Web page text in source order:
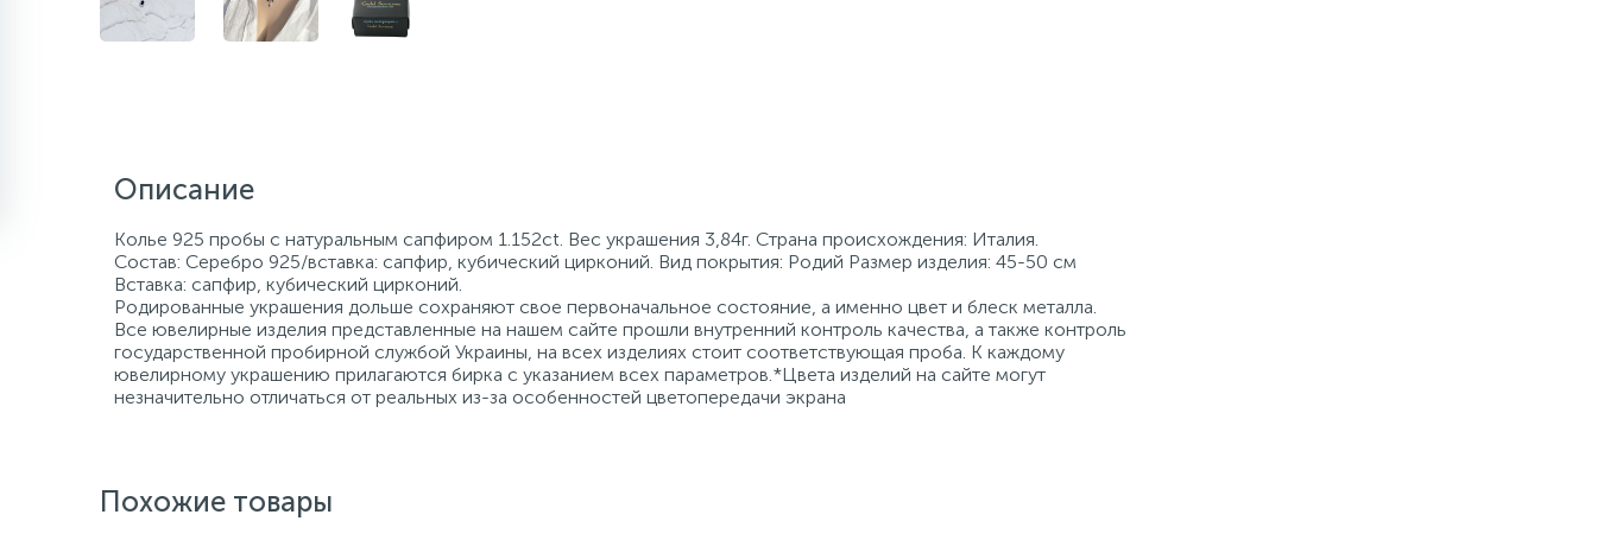
Описание
Колье 925 пробы с натуральным сапфиром 1.152ct. Вес украшения 3,84г. Страна происхождения: Италия.
Состав: Серебро 925/вставка: сапфир, кубический цирконий. Вид покрытия: Родий Размер изделия: 45-50 см
Вставка: сапфир, кубический цирконий.
Родированные украшения дольше сохраняют свое первоначальное состояние, а именно цвет и блеск металла.
Все ювелирные изделия представленные на нашем сайте прошли внутренний контроль качества, а также контроль
государственной пробирной службой Украины, на всех изделиях стоит соответствующая проба. К каждому
ювелирному украшению прилагаются бирка с указанием всех параметров.*Цвета изделий на сайте могут
незначительно отличаться от реальных из-за особенностей цветопередачи экрана
Похожие товары